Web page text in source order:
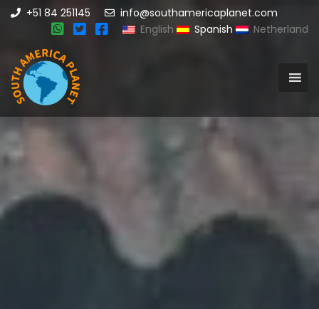
+51 84 251145
info@southamericaplanet.com
English
Spanish Netherland